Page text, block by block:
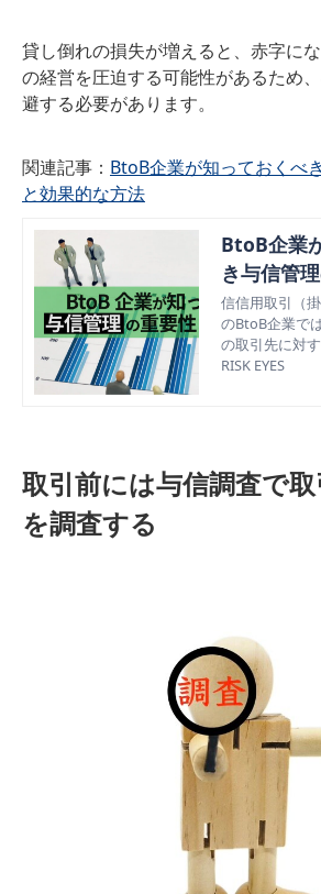
貸し倒れの損失が増えると、赤字に
の経営を圧迫する可能性があるため
避する必要があります。
関連記事： BtoB企業が知っておくべ
と効果的な方法
BtoB企業
き与信管
的な方法
信信用取引（
のBtoB企業で
の取引先に対
企業の命運を
RISK EYES
取引前には与信調査で
を調査する